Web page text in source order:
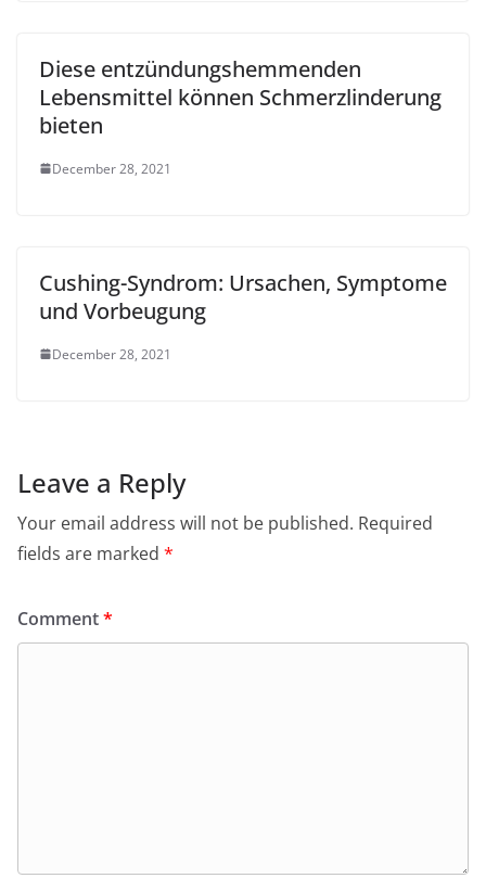
Diese entzündungshemmenden
Lebensmittel können Schmerzlinderung
bieten
December 28, 2021
Cushing-Syndrom: Ursachen, Symptome
und Vorbeugung
December 28, 2021
Leave a Reply
Your email address will not be published. Required
fields are marked *
Comment*